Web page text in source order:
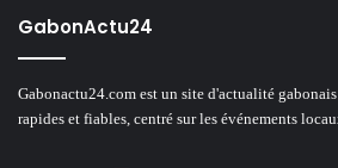
GabonActu24
Gabonactu24.com est un site d'actualité
rapides et fiables, centré sur les événements